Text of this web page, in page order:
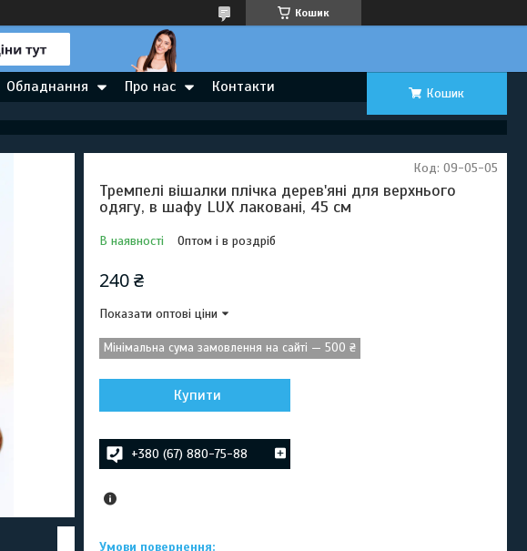
Кошик
Обладнання Про нас Контакти Кошик
Тремпелі вішалки плічка дерев'яні для верхнього
одягу, в шафу LUX лаковані, 45 см
В наявності Оптом і в роздріб
Код: 09-05-05
240 ₴
Показати оптові ціни
Мінімальна сума замовлення на сайті — 500 ₴
Купити
+380 (67) 880-75-88